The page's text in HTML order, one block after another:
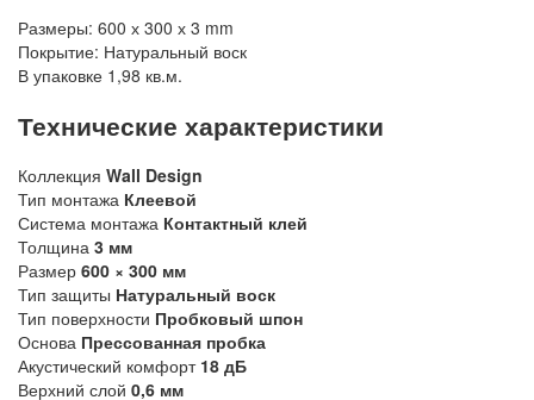
Размеры: 600 х 300 х 3 mm
Покрытие: Натуральный воск
В упаковке 1,98 кв.м.
Технические характеристики
Коллекция Wall Design
Тип монтажа Клеевой
Система монтажа Контактный клей
Толщина 3 мм
Размер 600 × 300 мм
Тип защиты Натуральный воск
Тип поверхности Пробковый шпон
Основа Прессованная пробка
Акустический комфорт 18 дБ
Верхний слой 0,6 мм